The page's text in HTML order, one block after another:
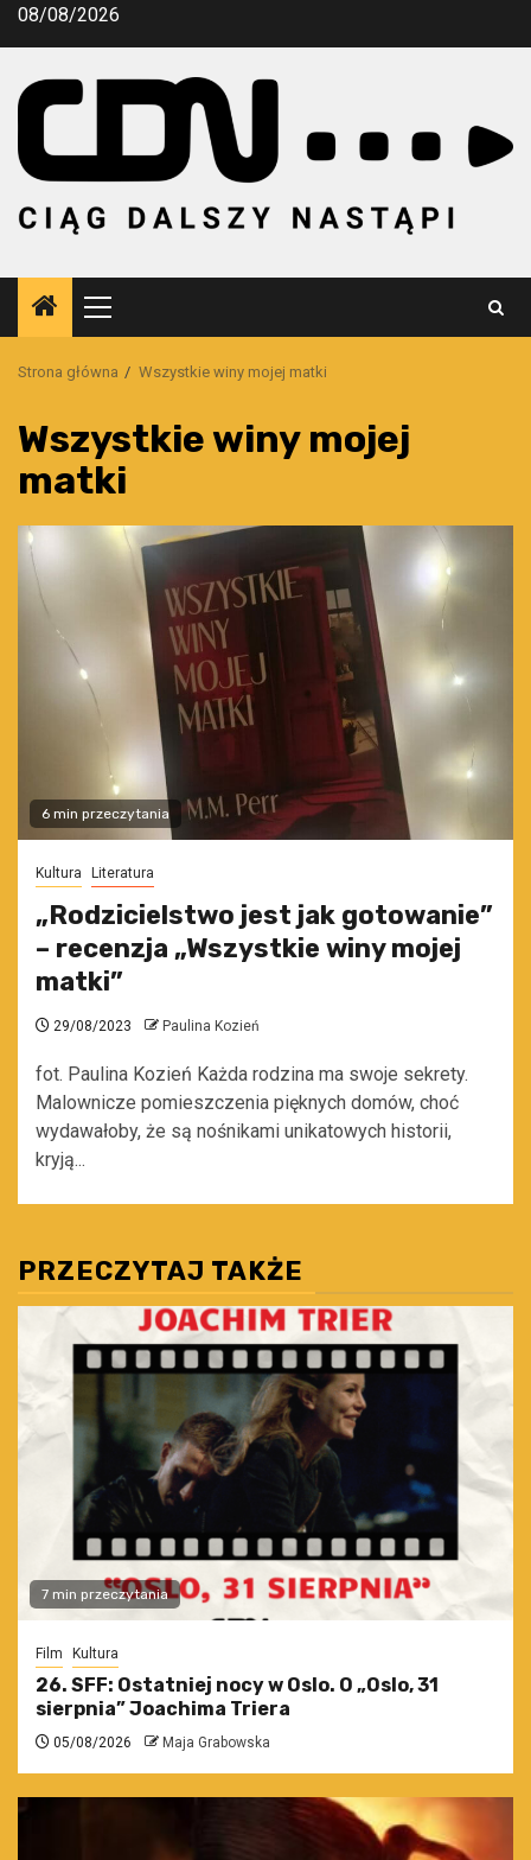
Przejdź
08/08/2026
Menu
główne
Strona główna Wszystkie winy mojej matki
Wszystkie winy mojej
matki
6 min przeczytania
Kultura Literatura
„Rodzicielstwo jest jak gotowanie”
– recenzja „Wszystkie winy mojej
matki”
29/08/2023 Paulina Kozień
fot. Paulina Kozień Każda rodzina ma swoje sekrety.
Malownicze pomieszczenia pięknych domów, choć
wydawałoby, że są nośnikami unikatowych historii,
kryją...
PRZECZYTAJ TAKŻE
7 min przeczytania
Film Kultura
26. SFF: Ostatniej nocy w Oslo. O „Oslo, 31
sierpnia” Joachima Triera
05/08/2026 Maja Grabowska